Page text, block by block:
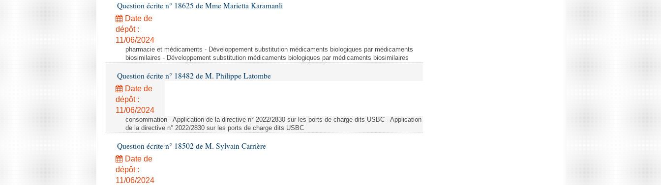
Question écrite n° 18625 de Mme Marietta Karamanli
Date de
dépôt :
11/06/2024
pharmacie et médicaments - Développement substitution médicaments biologiques par médicaments
biosimilaires - Développement substitution médicaments biologiques par médicaments biosimilaires
Question écrite n° 18482 de M. Philippe Latombe
Date de
dépôt :
11/06/2024
consommation - Application de la directive n° 2022/2830 sur les ports de charge dits USBC - Application
de la directive n° 2022/2830 sur les ports de charge dits USBC
Question écrite n° 18502 de M. Sylvain Carrière
Date de
dépôt :
11/06/2024